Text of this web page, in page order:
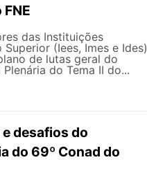
das Instituições
(Iees, Imes e Ides)
de lutas geral do
do Tema II do...
desafios do
do 69º Conad do